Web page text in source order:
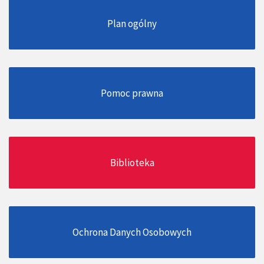
Plan ogólny
Pomoc prawna
Biblioteka
Ochrona Danych Osobowych